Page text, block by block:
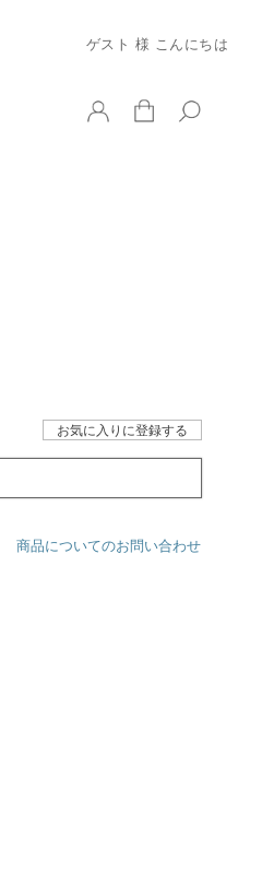
ゲスト 様 こんにちは
お気に入りに登録する
商品についてのお問い合わせ